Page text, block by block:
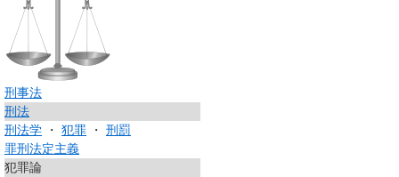
刑事法
刑法
刑法学 ・ 犯罪 ・ 刑罰
罪刑法定主義
犯罪論